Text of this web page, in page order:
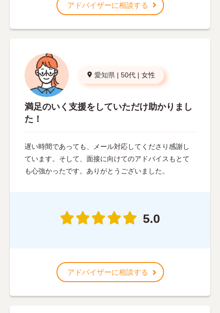
アドバイザーに相談する
愛知県 | 50代 | 女性
満足のいく支援をしていただけ助かりまし
た！
遅い時間であっても、メール対応してくださり感謝し
ています。そして、面接に向けてのアドバイスもとて
も心強かったです。ありがとうございました。
5.0
アドバイザーに相談する